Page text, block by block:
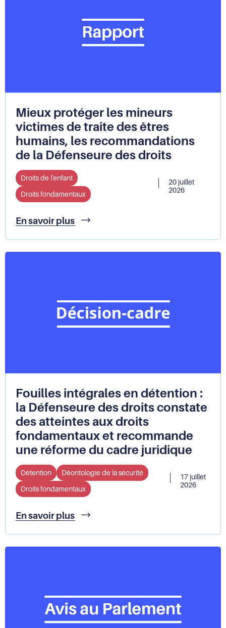
Mieux protéger les mineurs
victimes de traite des êtres
humains, les recommandations
de la Défenseure des droits
Droits de l'enfant
Droits fondamentaux
20 juillet
2026
En savoir plus
Mieux
les
mineurs
êtres
humains,
les
droits
Fouilles intégrales en détention :
la Défenseure des droits constate
des atteintes aux droits
fondamentaux et recommande
une réforme du cadre juridique
Détention
Déontologie de la sécurité
Droits fondamentaux
17 juillet
2026
En savoir plus
Fouilles
en
détention
droits
constate
des